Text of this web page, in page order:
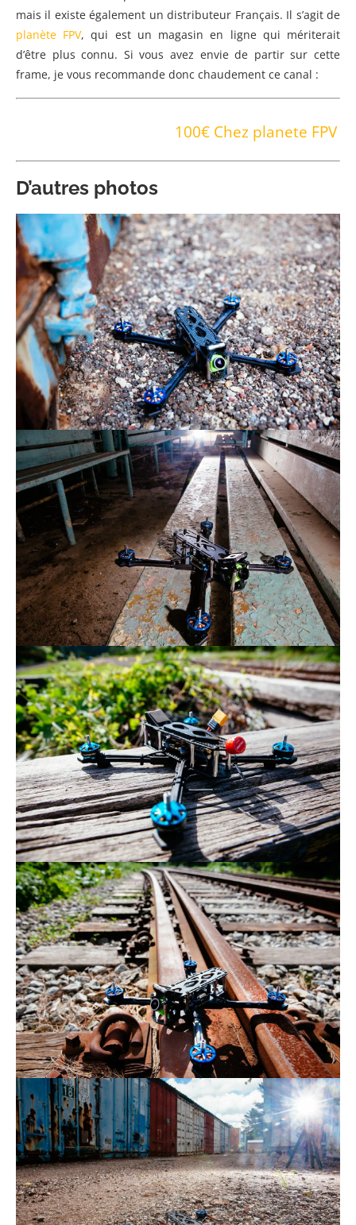
mais il existe également un distributeur Français. Il s’agit de
planète FPV, qui est un magasin en ligne qui mériterait
d’être plus connu. Si vous avez envie de partir sur cette
frame, je vous recommande donc chaudement ce canal :
100€ Chez planete FPV
D’autres photos